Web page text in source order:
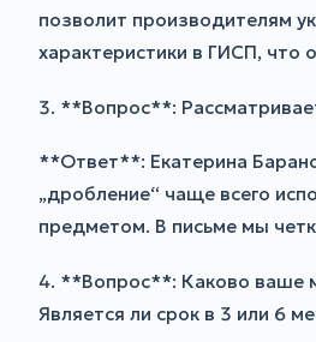
позволит производителям
характеристики в ГИСП, что
3. **Вопрос**:
**Ответ**: Екатерина
„дробление“ чаще всего
предметом. В письме мы
4. **Вопрос**: Каково ваше
Является ли срок в 3 или 6